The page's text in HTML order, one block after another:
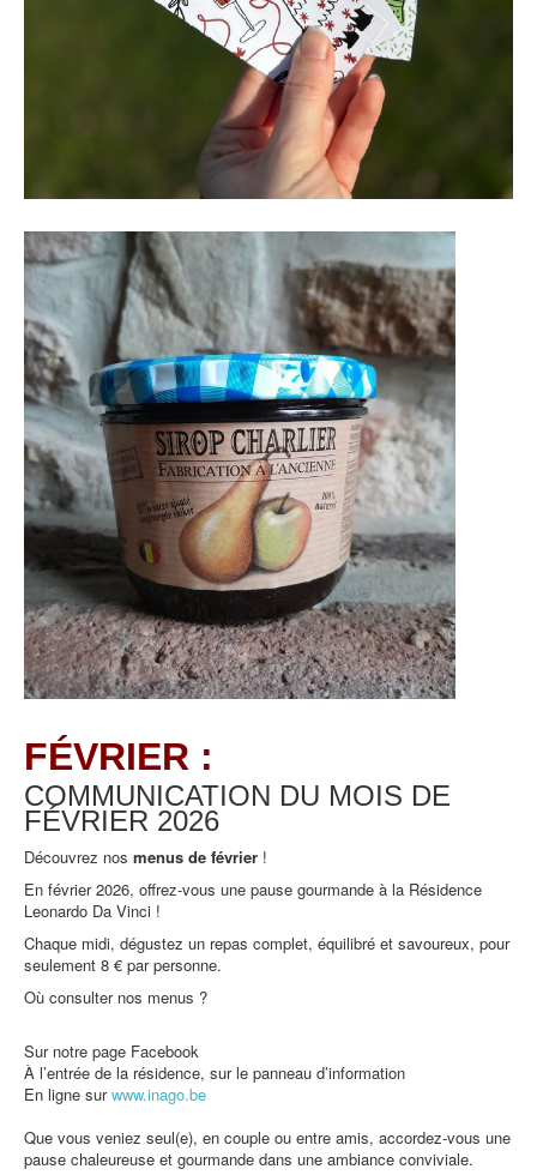
FÉVRIER :
COMMUNICATION DU MOIS DE
FÉVRIER 2026
Découvrez nos menus de février !
En février 2026, offrez-vous une pause gourmande à la Résidence
Leonardo Da Vinci !
Chaque midi, dégustez un repas complet, équilibré et savoureux, pour
seulement 8 € par personne.
Où consulter nos menus ?
Sur notre page Facebook
À l’entrée de la résidence, sur le panneau d’information
En ligne surwww.inago.be
Que vous veniez seul(e), en couple ou entre amis, accordez-vous une
pause chaleureuse et gourmande dans une ambiance conviviale.